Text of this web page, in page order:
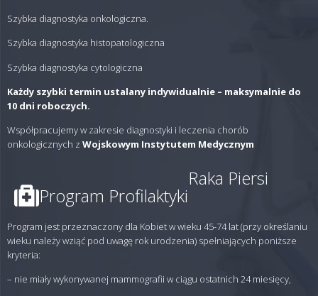
Szybka diagnostyka onkologiczna.
Szybka diagnostyka histopatologiczna
Szybka diagnostyka cytologiczna
Każdy szybki termin ustalany indywidualnie – maksymalnie do
10 dni roboczych.
Współpracujemy w zakresie diagnostyki i leczenia chorób
onkologicznych z Wojskowym Instytutem Medycznym
Program Profilaktyki
Raka Piersi
Program jest przeznaczony dla Kobiet w wieku 45-74 lat (przy określaniu
wieku należy wziąć pod uwagę rok urodzenia) spełniających poniższe
kryteria:
– nie miały wykonywanej mammografii w ciągu ostatnich 24 miesięcy,